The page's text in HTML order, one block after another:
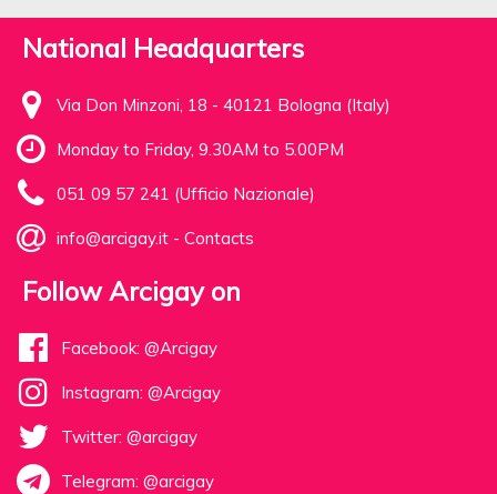
National Headquarters
Via Don Minzoni, 18 - 40121 Bologna (Italy)
Monday to Friday, 9.30AM to 5.00PM
051 09 57 241 (Ufficio Nazionale)
info@arcigay.it - Contacts
Follow Arcigay on
Facebook: @Arcigay
Instagram: @Arcigay
Twitter: @arcigay
Telegram: @arcigay